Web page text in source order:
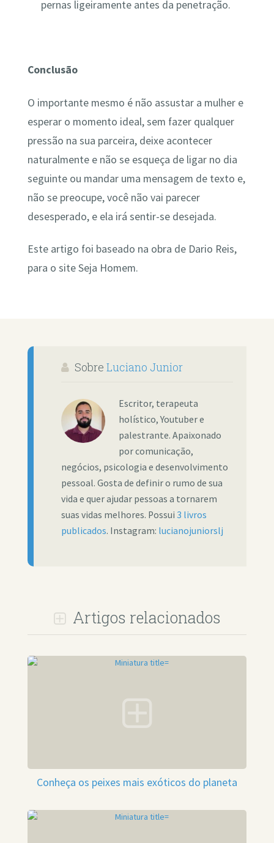
pernas ligeiramente antes da penetração.
Conclusão
O importante mesmo é não assustar a mulher e
esperar o momento ideal, sem fazer qualquer
pressão na sua parceira, deixe acontecer
naturalmente e não se esqueça de ligar no dia
seguinte ou mandar uma mensagem de texto e,
não se preocupe, você não vai parecer
desesperado, e ela irá sentir-se desejada.
Este artigo foi baseado na obra de Dario Reis,
para o site Seja Homem.
Sobre Luciano Junior
Escritor, terapeuta
holístico, Youtuber e
palestrante. Apaixonado
por comunicação,
negócios, psicologia e desenvolvimento
pessoal. Gosta de definir o rumo de sua
vida e quer ajudar pessoas a tornarem
suas vidas melhores. Possui 3 livros
publicados. Instagram: lucianojuniorslj
Artigos relacionados
Conheça os peixes mais exóticos do planeta